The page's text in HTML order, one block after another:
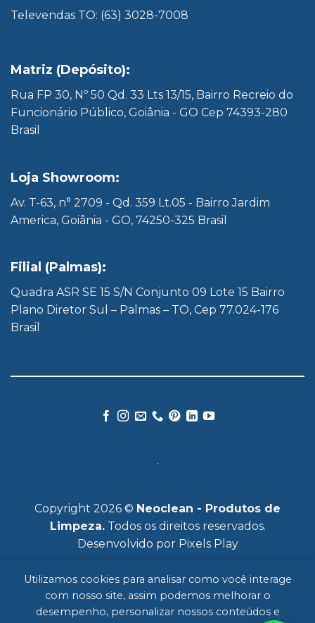
Televendas TO: (63) 3028-7008
Matriz (Depósito):
Rua FP 30, Nº 50 Qd. 33 Lts 13/15, Bairro Recreio do
Funcionário Público, Goiânia - GO Cep 74393-280
Brasil
Loja Showroom:
Av. T-63, n° 2709 - Qd. 359 Lt.05 - Bairro Jardim
America, Goiânia - GO, 74250-325 Brasil
Filial (Palmas):
Quadra ASR SE 15 S/N Conjunto 09 Lote 15 Bairro
Plano Diretor Sul – Palmas – TO, Cep 77.024-176
Brasil
Copyright 2026 © Neoclean - Produtos de
Limpeza.Todos os direitos reservados.
Desenvolvido por Pixels Play
Utilizamos cookies para analisar como você interage
com nosso site, assim podemos melhorar o
desempenho, personalizar nossos conteúdos e